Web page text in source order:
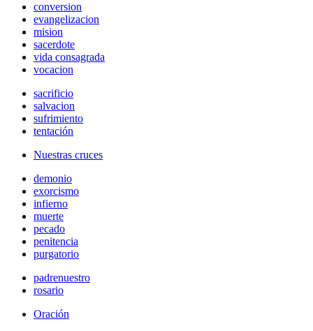
conversion
evangelizacion
mision
sacerdote
vida consagrada
vocacion
sacrificio
salvacion
sufrimiento
tentación
Nuestras cruces
demonio
exorcismo
infierno
muerte
pecado
penitencia
purgatorio
padrenuestro
rosario
Oración